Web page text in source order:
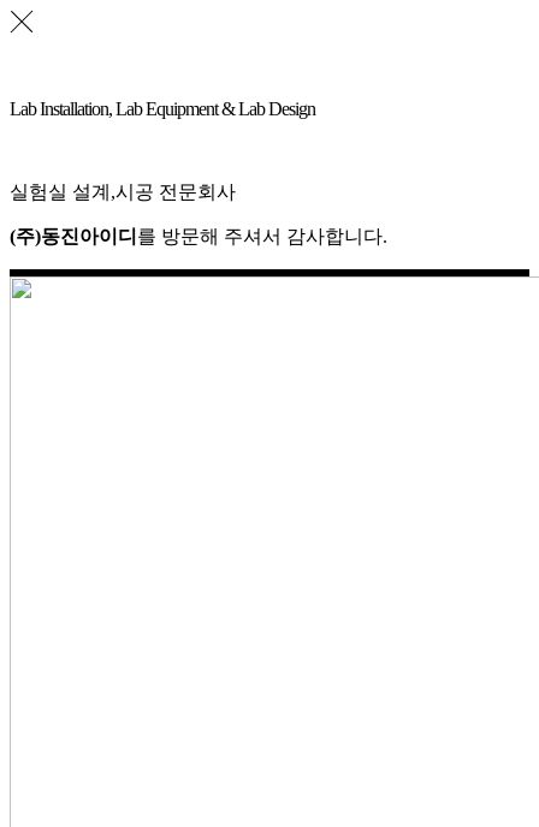
Lab Installation, Lab Equipment & Lab Design
실험실 설계,시공 전문회사
(주)동진아이디 를 방문해 주셔서 감사합니다.